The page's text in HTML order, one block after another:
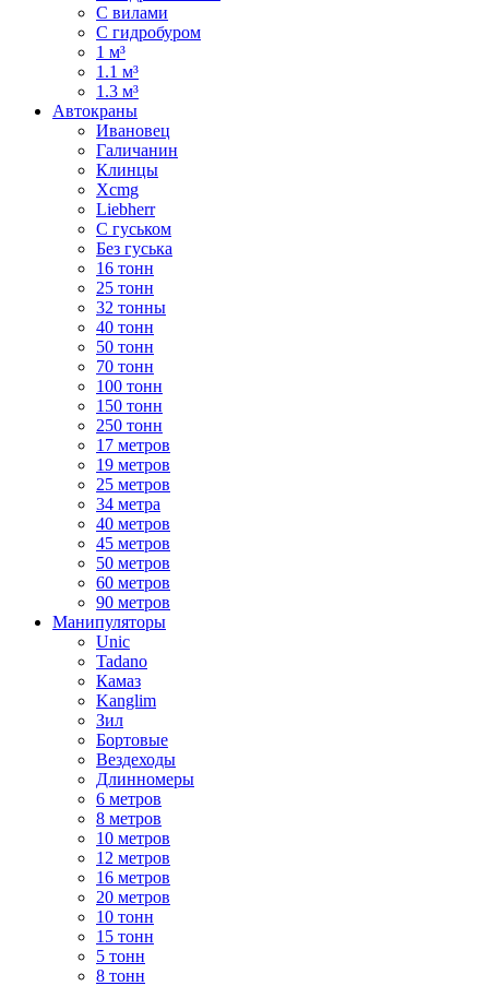
С вилами
С гидробуром
1 м³
1.1 м³
1.3 м³
Автокраны
Ивановец
Галичанин
Клинцы
Xcmg
Liebherr
С гуськом
Без гуська
16 тонн
25 тонн
32 тонны
40 тонн
50 тонн
70 тонн
100 тонн
150 тонн
250 тонн
17 метров
19 метров
25 метров
34 метра
40 метров
45 метров
50 метров
60 метров
90 метров
Манипуляторы
Unic
Tadano
Камаз
Kanglim
Зил
Бортовые
Вездеходы
Длинномеры
6 метров
8 метров
10 метров
12 метров
16 метров
20 метров
10 тонн
15 тонн
5 тонн
8 тонн